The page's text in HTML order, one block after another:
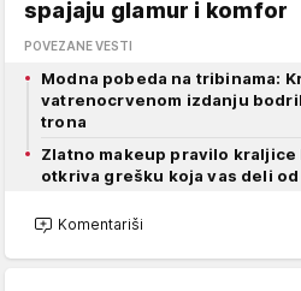
spajaju glamur i komfor
POVEZANE VESTI
Modna pobeda na tribinama:
vatrenocrvenom izdanju
trona
Zlatno makeup pravilo
otkriva grešku koja vas deli
Komentariši